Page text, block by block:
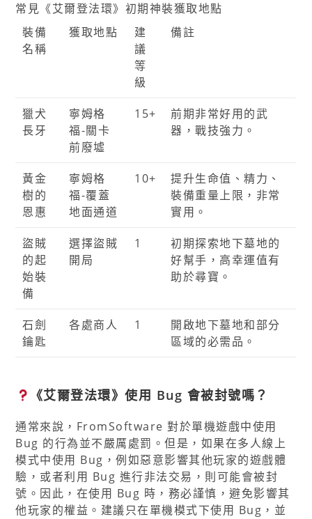
常見《艾爾登法環》初期神裝獲取地點
裝備
名稱
獲取地點
建
議
等
級
備註
獵犬
長牙
寧姆格
福-關卡
前廢墟
15+
前期非常好用的武
器，戰技強力。
黃金
樹的
恩惠
寧姆格
福-覆蓋
地面通道
10+
提升生命值、精力、
裝備重量上限，非常
實用。
盜賊
的起
始裝
備
選擇盜賊
開局
1
初期探索地下墓地的
好幫手，高幸運值有
助於尋寶。
石劍
鑰匙
各處商人 1
開啟地下墓地和部分
區域的必需品。
《艾爾登法環》使用 Bug 會被封號嗎？
通常來說，FromSoftware 對於單機遊戲中使用
Bug 的行為並不嚴厲處罰。但是，如果在多人線上
模式中使用 Bug，例如惡意影響其他玩家的遊戲體
驗，或者利用 Bug 進行非法交易，則可能會被封
號。因此，在使用 Bug 時，務必謹慎，避免影響其
他玩家的權益。建議只在單機模式下使用 Bug，並